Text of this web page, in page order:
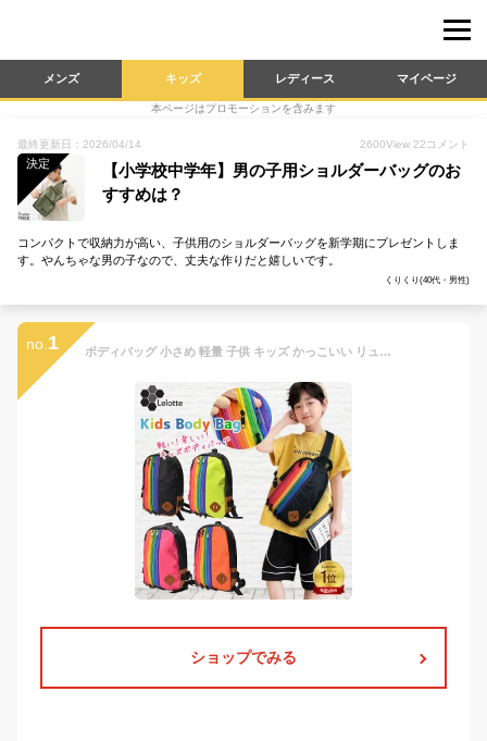
メンズ キッズ レディース マイページ
本ページはプロモーションを含みます
最終更新日：2026/04/14 2600View 22 コメント
決定
【小学校中学年】男の子用ショルダーバッグのお
すすめは？
コンパクトで収納力が高い、子供用のショルダーバッグを新学期にプレゼントしま
す。やんちゃな男の子なので、丈夫な作りだと嬉しいです。
くりくり(40代・男性)
no. 1 ボディバッグ 小さめ 軽量 子供 キッズ かっこいい リュックサック ボディバッグ 軽い 斜めがけバッグ ミニバッグ 男の子 女の子 旅行バッグ リュック ワンショルダーバッグ かわいい ショルダーバッグ 小さい 男女兼用 /BODY-RAINBOW/ プレゼント eitoshow
ショップでみる